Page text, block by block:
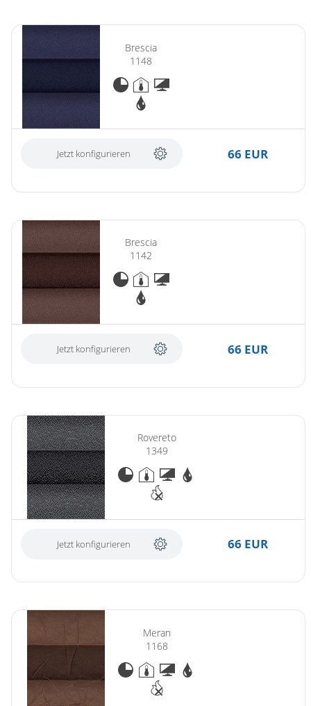
Brescia
1148
Jetzt konfigurieren 66 EUR
Brescia
1142
Jetzt konfigurieren 66 EUR
Rovereto
1349
Jetzt konfigurieren 66 EUR
Meran
1168